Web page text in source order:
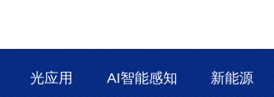
光应用 AI智能感知 新能源